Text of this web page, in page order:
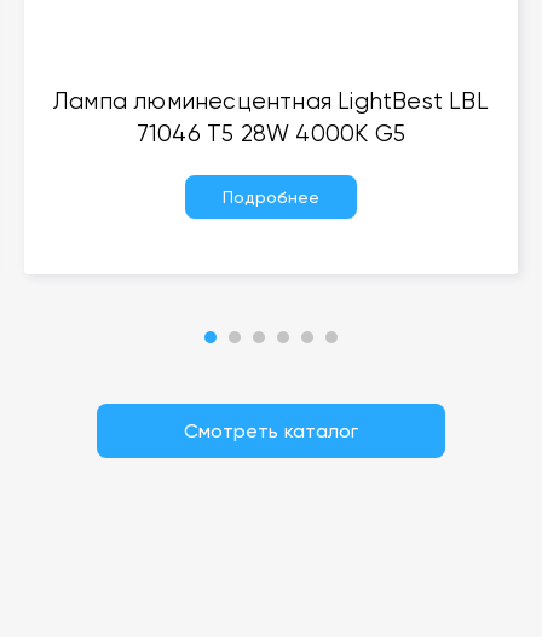
Лампа люминесцентная LightBest LBL
71046 T5 28W 4000K G5
Подробнее
Смотреть каталог